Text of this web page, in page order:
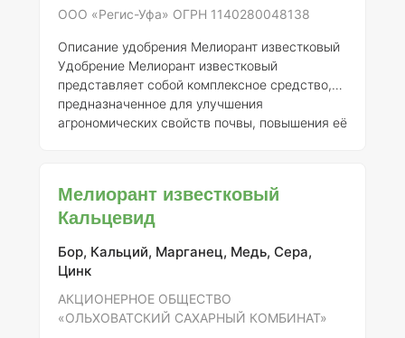
варьироваться в зависимости от к
ООО «Регис-Уфа» ОГРН 1140280048138
Описание удобрения Мелиорант известковый
Удобрение Мелиорант известковый
представляет собой комплексное средство,
предназначенное для улучшения
агрономических свойств почвы, повышения её
имеет сертификат, выданный ООО «Регис-
Уфа» (ОГРН 1140280048138, номер
элементов и концентрацияМелиорант
известковый содержит следующие основные
элементы: 1.Кальций (Ca)– 30-40% 2.
(Mg)–
Мелиорант известковый
Кальцевид
Бор, Кальций, Марганец, Медь, Сера,
Цинк
АКЦИОНЕРНОЕ ОБЩЕСТВО
«ОЛЬХОВАТСКИЙ САХАРНЫЙ КОМБИНАТ»